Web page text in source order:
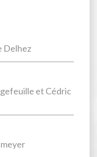
Delhez
et Cédric